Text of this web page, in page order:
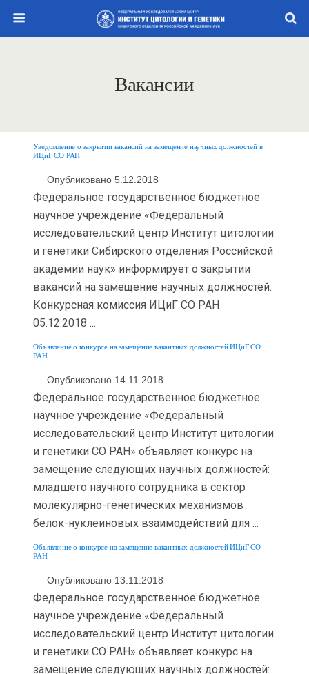
Вакансии
Уведомление о закрытии вакансий на замещение научных должностей в
ИЦиГ СО РАН
Опубликовано 5.12.2018
Федеральное государственное бюджетное
научное учреждение «Федеральный
исследовательский центр Институт цитологии
и генетики Сибирского отделения Российской
академии наук» информирует о закрытии
вакансий на замещение научных должностей.
Конкурсная комиссия ИЦиГ СО РАН
05.12.2018 ...
Объявление о конкурсе на замещение вакантных должностей ИЦиГ СО
РАН
Опубликовано 14.11.2018
Федеральное государственное бюджетное
научное учреждение «Федеральный
исследовательский центр Институт цитологии
и генетики СО РАН» объявляет конкурс на
замещение следующих научных должностей:
младшего научного сотрудника в сектор
молекулярно-генетических механизмов
белок-нуклеиновых взаимодействий для ...
Объявление о конкурсе на замещение вакантных должностей ИЦиГ СО
РАН
Опубликовано 13.11.2018
Федеральное государственное бюджетное
научное учреждение «Федеральный
исследовательский центр Институт цитологии
и генетики СО РАН» объявляет конкурс на
замещение следующих научных должностей: